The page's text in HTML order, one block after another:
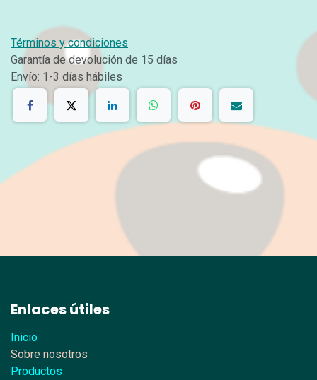
Términos y condiciones
Garantía de devolución de 15 días
Envío: 1-3 días hábiles
Enlaces útiles
Inicio
Sobre nosotros
Productos